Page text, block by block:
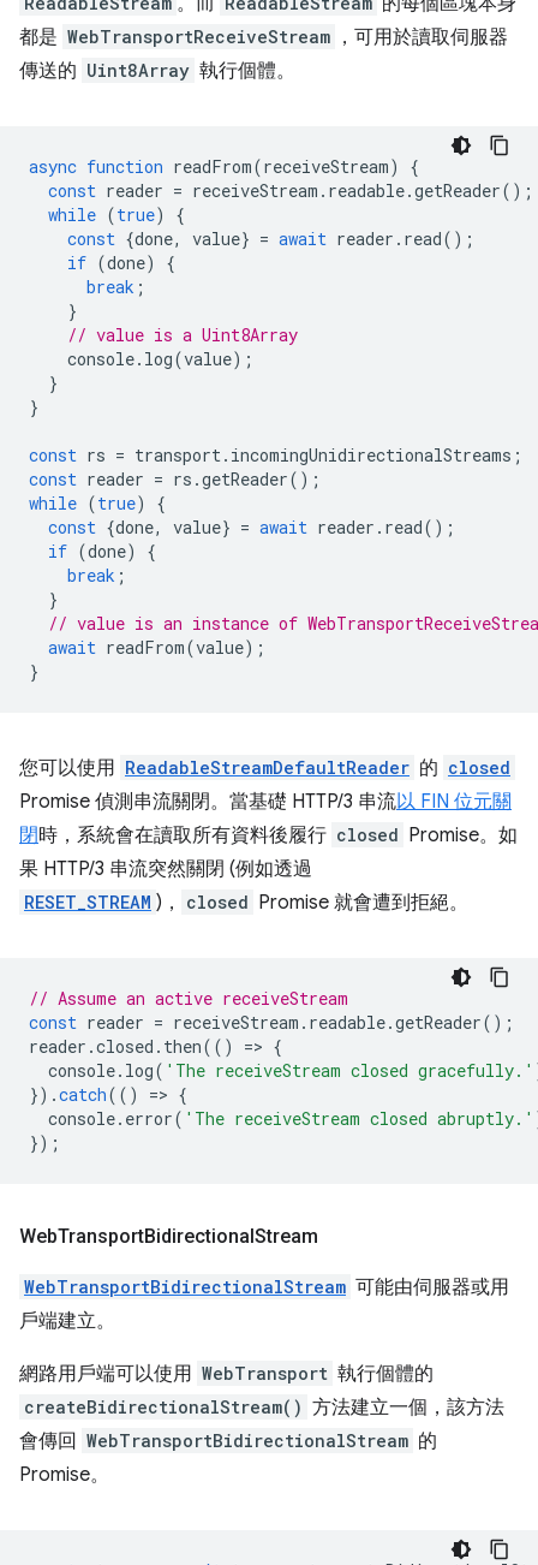
都是 WebTransportReceiveStream ，可用於讀取伺服器
傳送的 Uint8Array 執行個體。
async function readFrom(receiveStream)
{
const reader = receiveStream . readable.getReader();
while (true)
{
const {done, value} = await reader . read();
if (done)
{
break ;
}
// value is a Uint8Array
console. log(value);
}
}
const rs = transport. incomingUnidirectionalStreams ;
const reader = rs .getReader();
while (true)
{
const {done, value} = await reader . read();
if (done)
{
break ;
}
// value is an instance of
await readFrom(value);
}
您可以使用 ReadableStreamDefaultReader 的 closed
Promise 偵測串流關閉。當基礎 HTTP/3 串流以 FIN 位元關
閉時，系統會在讀取所有資料後履行 closed Promise。如
果 HTTP/3 串流突然關閉 (例如透過
RESET_STREAM )， closed Promise 就會遭到拒絕。
// Assume an active receiveStream
const reader = receiveStream . readable.getReader();
reader .closed . then(() => {
console. log( 'The receiveStream closed gracefully.'
}).catch(() => {
console. error( 'The receiveStream closed abruptly.'
});
WebTransportBidirectionalStream
WebTransportBidirectionalStream 可能由伺服器或用
戶端建立。
網路用戶端可以使用 WebTransport 執行個體的
createBidirectionalStream() 方法建立一個，該方法
會傳回 WebTransportBidirectionalStream 的
Promise。